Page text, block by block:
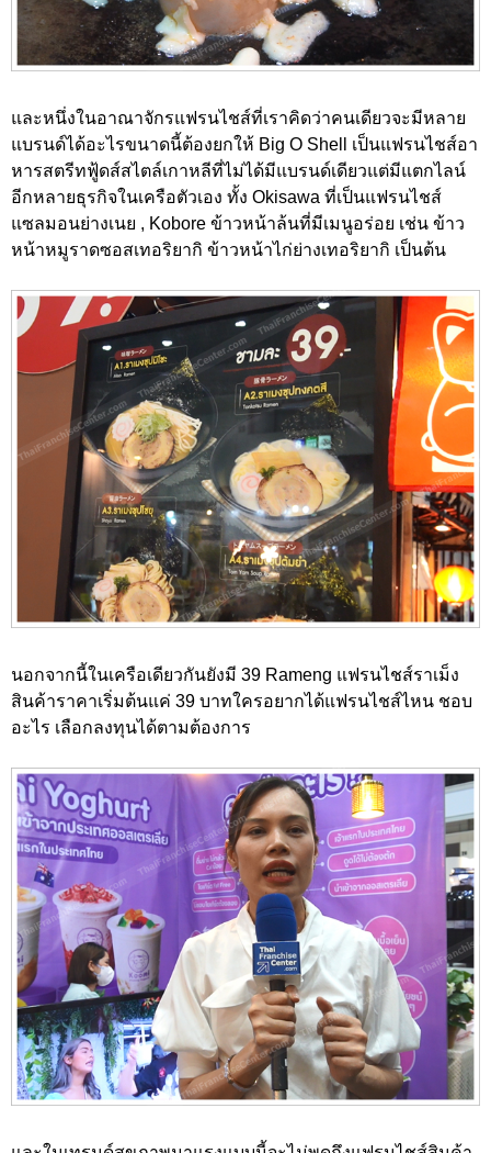
และหนึ่งในอาณาจักรแฟรนไชส์ที่เราคิดว่าคนเดียวจะมีหลาย
แบรนด์ได้อะไรขนาดนี้ต้องยกให้ Big O Shell เป็นแฟรนไชส์อา
หารสตรีทฟู้ดส์สไตล์เกาหลีที่ไม่ได้มีแบรนด์เดียวแต่มีแตกไลน์
อีกหลายธุรกิจในเครือตัวเอง ทั้ง Okisawa ที่เป็นแฟรนไชส์
แซลมอนย่างเนย , Kobore ข้าวหน้าล้นที่มีเมนูอร่อย เช่น ข้าว
หน้าหมูราดซอสเทอริยากิ ข้าวหน้าไก่ย่างเทอริยากิ เป็นต้น
นอกจากนี้ในเครือเดียวกันยังมี 39 Rameng แฟรนไชส์ราเม็ง
สินค้าราคาเริ่มต้นแค่ 39 บาทใครอยากได้แฟรนไชส์ไหน ชอบ
อะไร เลือกลงทุนได้ตามต้องการ